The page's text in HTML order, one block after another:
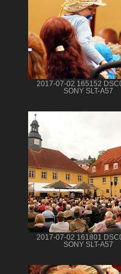
2017-07-02 165152
SONY SLT-A57
2017-07-02 161801
SONY SLT-A57